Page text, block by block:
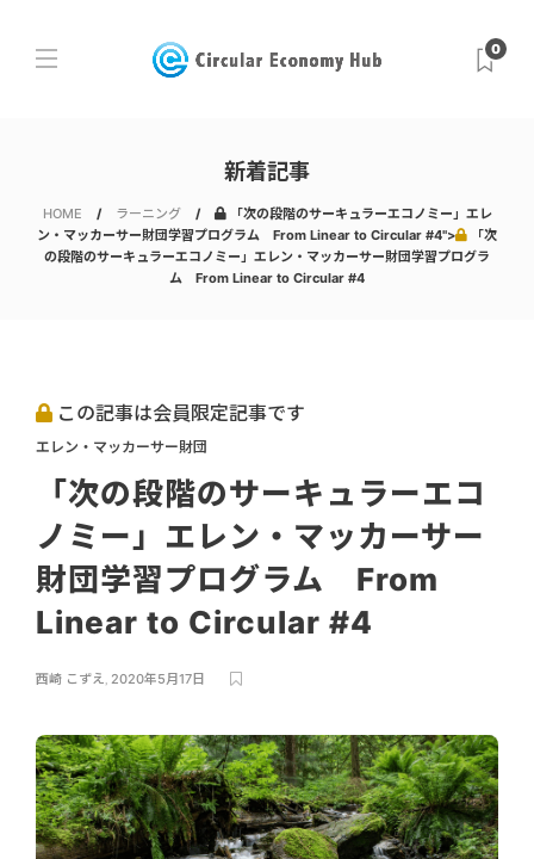
0
新着記事
HOME ラーニング
「次の段階のサーキュラーエコノミー」エレ
ン・マッカーサー財団学習プログラム From Linear to Circular #4">
「次
の段階のサーキュラーエコノミー」エレン・マッカーサー財団学習プログラ
ム From Linear to Circular #4
この記事は会員限定記事です
エレン・マッカーサー財団
「次の段階のサーキュラーエコ
ノミー」エレン・マッカーサー
財団学習プログラム From
Linear to Circular #4
西崎 こずえ, 2020年5月17日